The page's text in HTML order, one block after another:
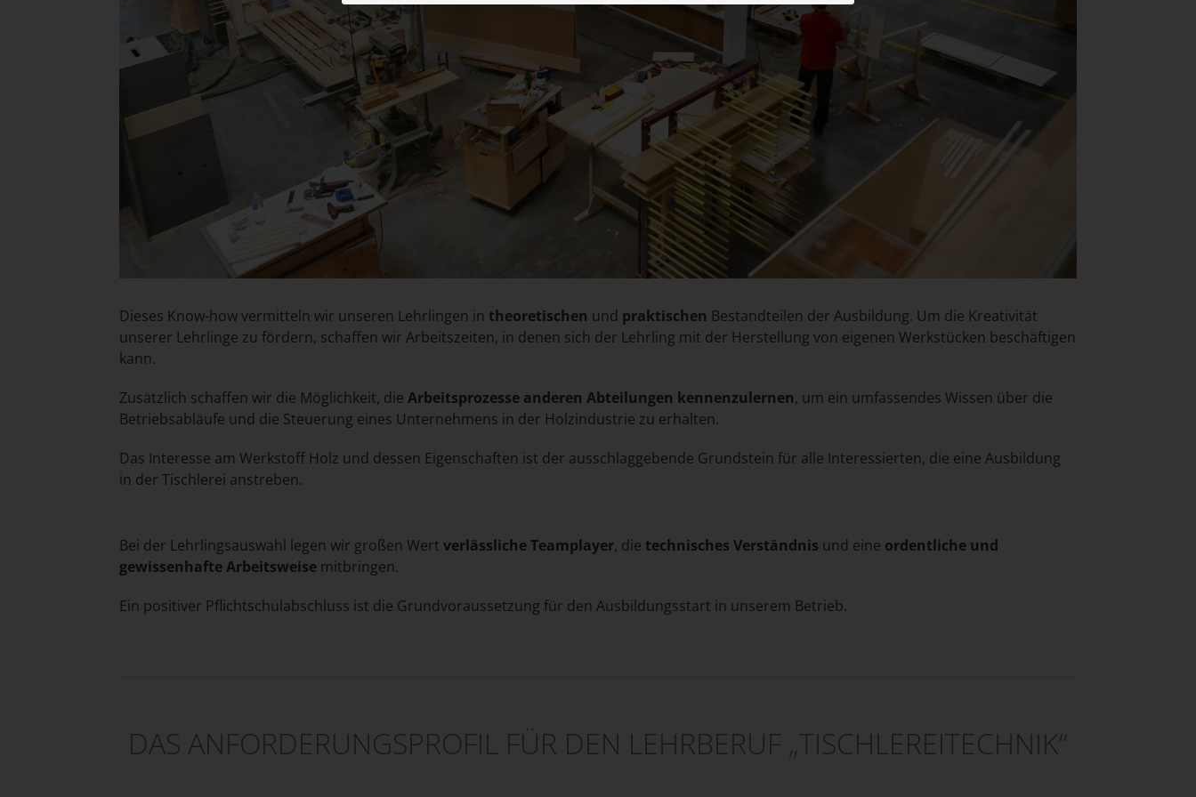
Dieses Know-how vermitteln wir unseren Lehrlingen in theoretischen und praktischen Bestandteilen der Ausbildung. Um die Kreativität
unserer Lehrlinge zu fördern, schaffen wir Arbeitszeiten, in denen sich der Lehrling mit der Herstellung von eigenen Werkstücken beschäftigen
kann.
Zusätzlich schaffen wir die Möglichkeit, dieArbeitsprozesse anderen Abteilungen kennenzulernen, um ein umfassendes Wissen über die
Betriebsabläufe und die Steuerung eines Unternehmens in der Holzindustrie zu erhalten.
Das Interesse am Werkstoff Holz und dessen Eigenschaften ist der ausschlaggebende Grundstein für alle Interessierten, die eine Ausbildung
in der Tischlerei anstreben.
Bei der Lehrlingsauswahl legen wir großen Wertverlässliche Teamplayer, die technisches Verständnis und eine ordentliche und
gewissenhafte Arbeitsweise mitbringen.
Ein positiver Pflichtschulabschluss ist die Grundvoraussetzung für den Ausbildungsstart in unserem Betrieb.
DAS ANFORDERUNGSPROFIL FÜR DEN LEHRBERUF „TISCHLEREITECHNIK“